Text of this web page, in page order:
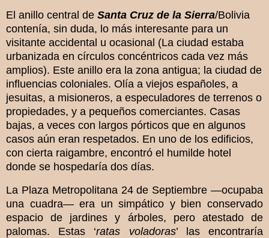
El anillo central de Santa Cruz de la Sierra/Bolivia
contenía, sin duda, lo más interesante para un
visitante accidental u ocasional (La ciudad estaba
urbanizada en círculos concéntricos cada vez más
amplios). Este anillo era la zona antigua; la ciudad de
influencias coloniales. Olía a viejos españoles, a
jesuitas, a misioneros, a especuladores de terrenos o
propiedades, y a pequeños comerciantes. Casas
bajas, a veces con largos pórticos que en algunos
casos aún eran respetados. En uno de los edificios,
con cierta raigambre, encontró el humilde hotel
donde se hospedaría dos días.
La Plaza Metropolitana 24 de Septiembre —ocupaba
una cuadra— era un simpático y bien conservado
espacio de jardines y árboles, pero atestado de
palomas. Estas ‘ratas voladoras’ las encontraría